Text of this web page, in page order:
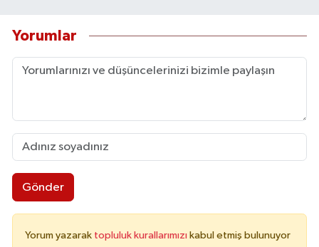
Yorumlar
Gönder
Yorum yazarak topluluk kurallarımızı kabul etmiş bulunuyor